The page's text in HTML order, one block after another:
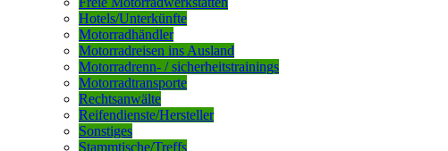
Hotels/Unterkünfte
Motorradhändler
Motorradreisen ins Ausland
Motorradrenn- / sicherheitstrainings
Motorradtransporte
Rechtsanwälte
Reifendienste/Hersteller
Sonstiges
Stammtische/Treffs